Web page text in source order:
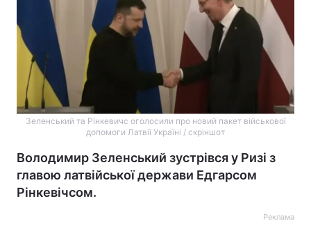
Зеленський та Рінкевичс оголосили про новий пакет військової
допомоги Латвії Україні / скріншот
Володимир Зеленський зустрівся у Ризі з
главою латвійської держави Едгарсом
Рінкевічсом.
Реклама